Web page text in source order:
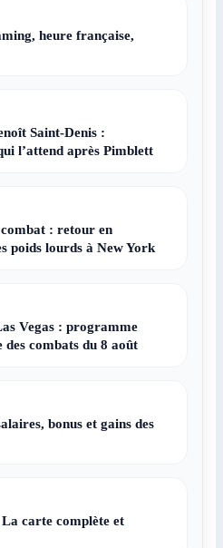
heure française,
Saint-Denis :
l’attend après Pimblett
: retour en
poids lourds à New York
Vegas : programme
combats du 8 août
bonus et gains des
carte complète et